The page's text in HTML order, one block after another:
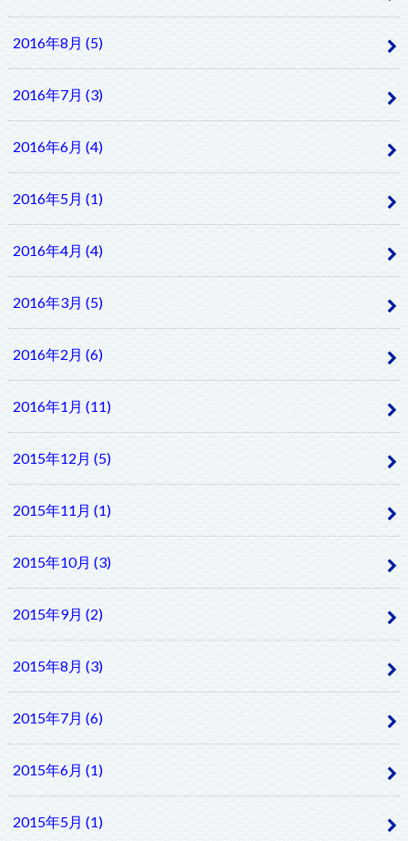
2016年8月 (5)
2016年7月 (3)
2016年6月 (4)
2016年5月 (1)
2016年4月 (4)
2016年3月 (5)
2016年2月 (6)
2016年1月 (11)
2015年12月 (5)
2015年11月 (1)
2015年10月 (3)
2015年9月 (2)
2015年8月 (3)
2015年7月 (6)
2015年6月 (1)
2015年5月 (1)